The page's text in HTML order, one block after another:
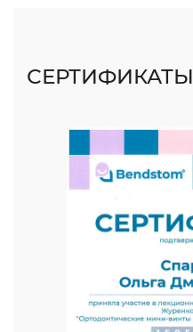
СЕРТИФИКАТЫ